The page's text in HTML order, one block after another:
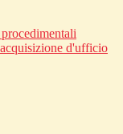
d'ufficio